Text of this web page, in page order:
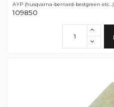
AYP (husqvarna-bernard-bestgreen etc...)
109850